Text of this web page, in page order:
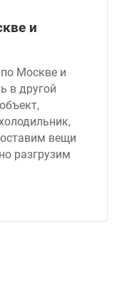
и
Москве и
в другой
вещи
разгрузим